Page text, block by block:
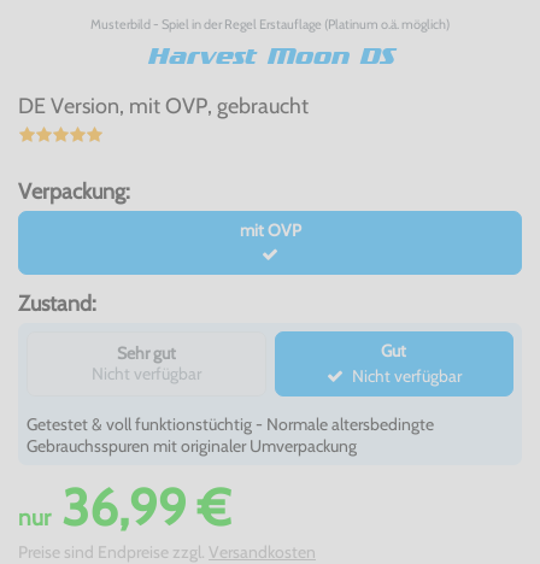
Musterbild - Spiel in der Regel Erstauflage (Platinum o.ä. möglich)
Harvest Moon DS
DE Version, mit OVP, gebraucht
Verpackung:
mit OVP
Zustand:
Sehr gut
Nicht verfügbar
Gut
Nicht verfügbar
Getestet & voll funktionstüchtig - Normale altersbedingte
Gebrauchsspuren mit originaler Umverpackung
nur36,99 €
Preise sind Endpreise zzgl. Versandkosten